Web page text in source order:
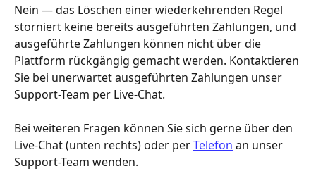
Nein — das Löschen einer wiederkehrenden Regel
storniert keine bereits ausgeführten Zahlungen, und
ausgeführte Zahlungen können nicht über die
Plattform rückgängig gemacht werden. Kontaktieren
Sie bei unerwartet ausgeführten Zahlungen unser
Support-Team per Live-Chat.
Bei weiteren Fragen können Sie sich gerne über den
Live-Chat (unten rechts) oder per Telefon an unser
Support-Team wenden.